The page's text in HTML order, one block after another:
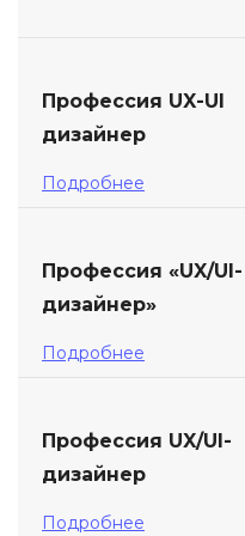
Профессия UX-UI
дизайнер
Подробнее
Профессия «UX/UI-
дизайнер»
Подробнее
Профессия UX/UI-
дизайнер
Подробнее